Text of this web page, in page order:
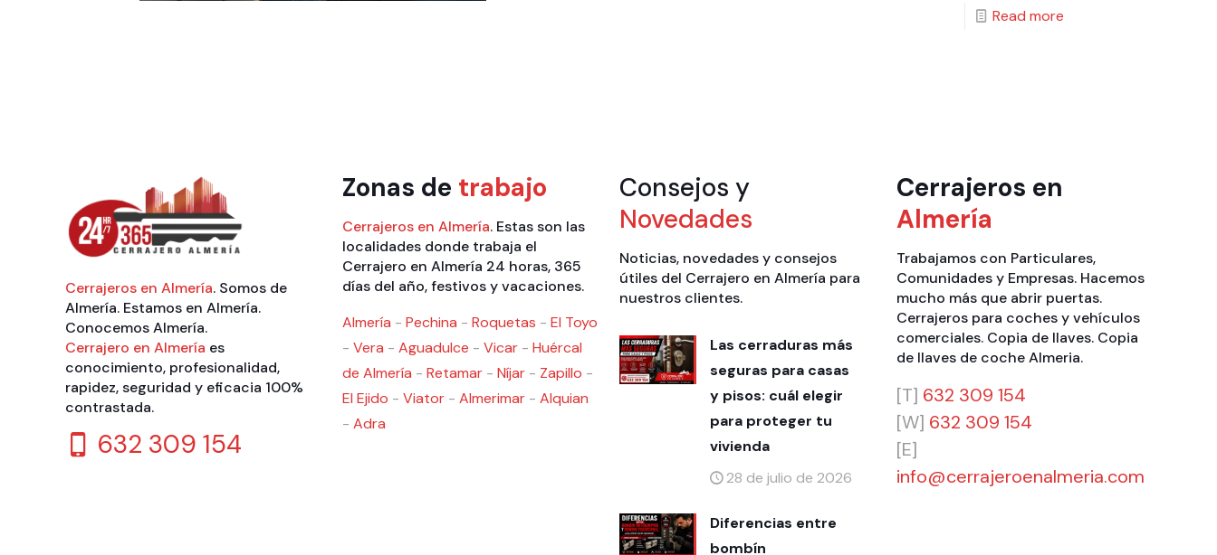
Read more
Cerrajeros en Almería. Somos de
Almería. Estamos en Almería.
Conocemos Almería.
Cerrajero en Almería es
conocimiento, profesionalidad,
rapidez, seguridad y eficacia 100%
contrastada.
632 309 154
Zonas de trabajo
Cerrajeros en Almería. Estas son las
localidades donde trabaja el
Cerrajero en Almería 24 horas, 365
días del año, festivos y vacaciones.
Almería - Pechina - Roquetas - El Toyo
- Vera - Aguadulce - Vicar - Huércal
de Almería - Retamar - Níjar - Zapillo -
El Ejido - Viator - Almerimar - Alquian
- Adra
Consejos y
Novedades
Noticias, novedades y consejos
útiles del Cerrajero en Almería para
nuestros clientes.
Las cerraduras más
seguras para casas
y pisos: cuál elegir
para proteger tu
vivienda
28 de julio de 2026
Diferencias entre
bombín
Cerrajeros en
Almería
Trabajamos con Particulares,
Comunidadesy Empresas. Hacemos
mucho más que abrir puertas.
Cerrajeros para coches y vehículos
comerciales. Copia de llaves. Copia
de llaves de coche Almeria.
[T] 632 309 154
[W] 632 309 154
[E]
info@cerrajeroenalmeria.com